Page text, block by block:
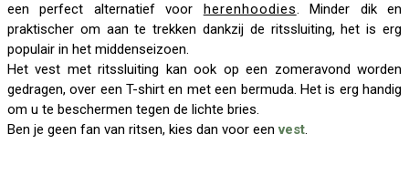
een perfect alternatief voor herenhoodies. Minder dik en
praktischer om aan te trekken dankzij de ritssluiting, het is erg
populair in het middenseizoen.
Het vest met ritssluiting kan ook op een zomeravond worden
gedragen, over een T-shirt en met een bermuda. Het is erg handig
om u te beschermen tegen de lichte bries.
Ben je geen fan van ritsen, kies dan voor eenvest.